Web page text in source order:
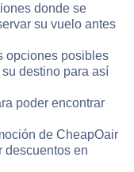
donde se
su vuelo antes
opciones posibles
destino para así
poder encontrar
de CheapOair
descuentos en